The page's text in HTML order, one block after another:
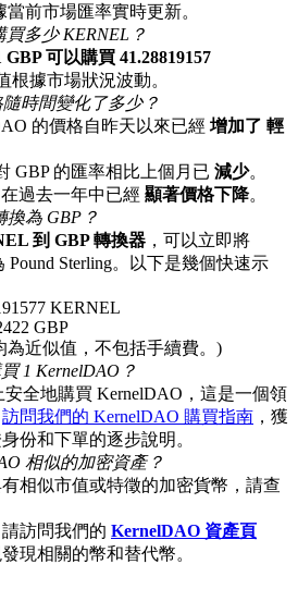
勵
取
獎池
當前市場匯率實時更新。
買多少 KERNEL？
GBP 可以購買 41.28819157
根據市場狀況波動。
時間變化了多少？
的價格自昨天以來已經 增加了 輕
GBP 的匯率相比上個月已 減少。
過去一年中已經 顯著價格下降。
換為 GBP？
到 GBP 轉換器 ，可以立即將
Pound Sterling。以下是幾個快速示
KERNEL
GBP
為近似值，不包括手續費。)
1 KernelDAO？
安全地購買 KernelDAO，這是一個領
訪問我們的 KernelDAO 購買指南 ，獲
份和下單的逐步說明。
相似的加密資產？
相似市值或特徵的加密貨幣，請查
訪問我們的 KernelDAO 資產頁
現相關的幣和替代幣。